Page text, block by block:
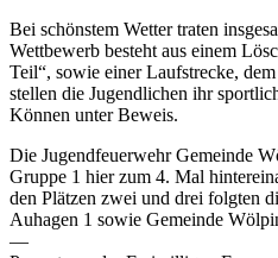
Bei schönstem Wetter traten
Wettbewerb besteht aus einem
Teil“, sowie einer Laufstrecke,
stellen die Jugendlichen ihr
Können unter Beweis.
Die Jugendfeuerwehr Gemeinde
Gruppe 1 hier zum 4. Mal
den Plätzen zwei und drei folgten
Auhagen 1 sowie Gemeinde
—